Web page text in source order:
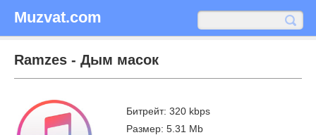
Muzvat.com
Ramzes - Дым масок
Битрейт: 320 kbps
Размер: 5.31 Mb